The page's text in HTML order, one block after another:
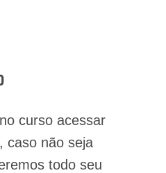
curso acessar
caso não seja
todo seu